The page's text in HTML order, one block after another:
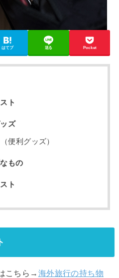
はてブ 送る Pocket
ト
ズ
便利グッズ）
もの
ト
こちら→ 海外旅行の持ち物